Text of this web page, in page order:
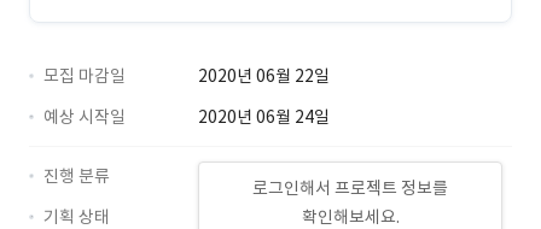
모집 마감일
2020년 06월 22일
예상 시작일
2020년 06월 24일
로그인해서 프로젝트 정보를
확인해보세요.
진행 분류
기획 상태